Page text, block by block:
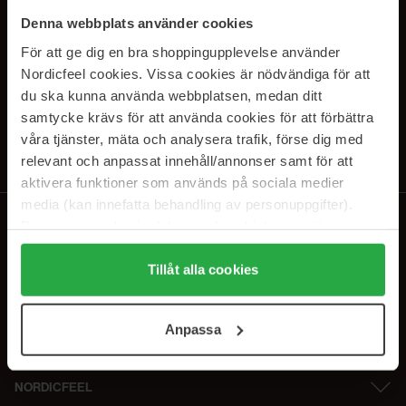
Denna webbplats använder cookies
För att ge dig en bra shoppingupplevelse använder
Nordicfeel cookies. Vissa cookies är nödvändiga för att
du ska kunna använda webbplatsen, medan ditt
samtycke krävs för att använda cookies för att förbättra
våra tjänster, mäta och analysera trafik, förse dig med
relevant och anpassat innehåll/annonser samt för att
aktivera funktioner som används på sociala medier
media (kan innefatta behandling av personuppgifter).
Genom att trycka på "Tillåt alla cookies" accepterar du
alla cookies, medan du under "Detaljer" kan anpassa
användningen av cookies. Du kan när som helst återkalla
samt vår Integritetspolicy.
Tillåt alla cookies
Anpassa
SUBSCRIBE TO OUR
NEWSLETTER
E-postadresse
Ved å abonnere godtar du vårpersonvernerklæring. Du kan melde deg
NORDICFEEL